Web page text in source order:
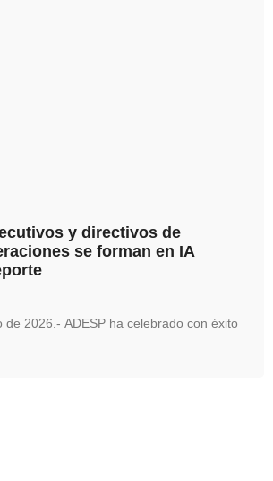
y directivos de
se forman en IA
de 2026.- ADESP ha celebrado con éxito